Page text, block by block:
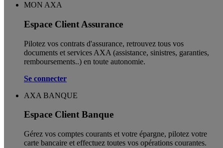
MON AXA
Espace Client Assurance
Pilotez vos contrats d'assurance, retrouvez tous vos
documents et services AXA (assistance, sinistres, garanties,
remboursements..) en toute autonomie. ​
Se connecter
AXA BANQUE
Espace Client Banque
Gérez vos comptes courants et votre épargne, pilotez votre
carte bancaire et effectuez toutes vos opérations courantes.